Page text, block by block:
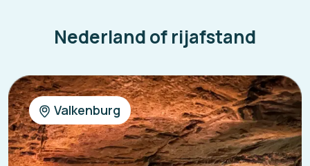
Nederland of rijafstand
Valkenburg